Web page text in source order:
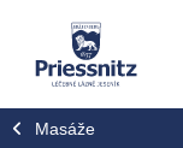
Masáže